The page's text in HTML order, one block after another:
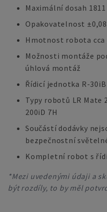
Maximální dosah
Opakovatelnost
Hmotnost robota cca
Možnosti montáže
úhlová montáž
Řídicí jednotka R-
Typy robotů LR Mate
200iD 7H
Součástí dodávky
bezpečnostní
Kompletní robot s
*Mezi uvedenými údaji a
být rozdíly, to by měl